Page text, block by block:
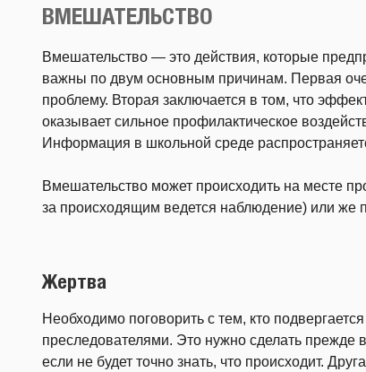
ВМЕШАТЕЛЬСТВО
Вмешательство — это действия, которые
важны по двум основным причинам. Первая
проблему. Вторая заключается в том, что
оказывает сильное профилактическое
Информация в школьной среде
Вмешательство может происходить на месте
за происходящим ведется наблюдение) или же
Жертва
Необходимо поговорить с тем, кто
преследователями. Это нужно сделать прежде
если не будет точно знать, что происходит.